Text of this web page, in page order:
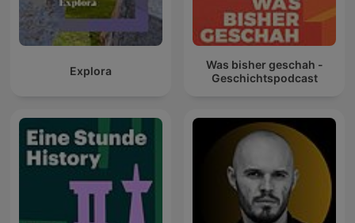
Explora
Was bisher geschah -
Geschichtspodcast